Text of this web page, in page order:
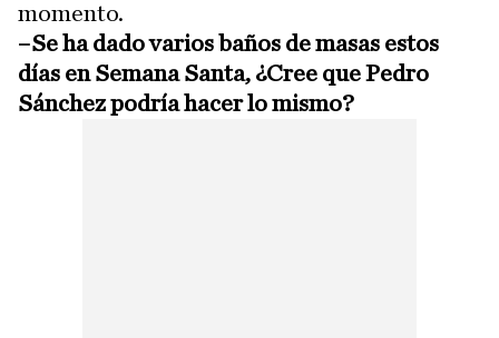
momento.
–Se ha dado varios baños de masas estos
días en Semana Santa, ¿Cree que Pedro
Sánchez podría hacer lo mismo?